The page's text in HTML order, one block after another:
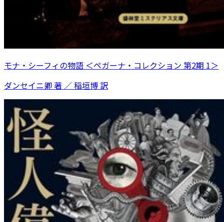
モナ・シーフィの物語 ＜ペガーナ・コレクション 第2期 1＞
ダンセイニ卿 著 ／ 稲垣博 訳